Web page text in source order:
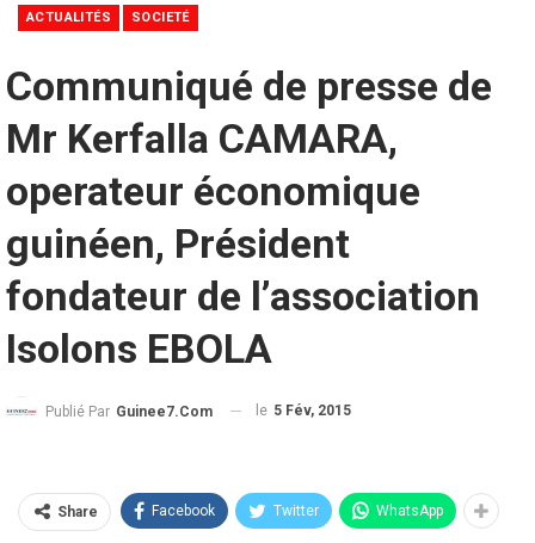
ACTUALITÉS SOCIETÉ
Communiqué de presse de
Mr Kerfalla CAMARA,
operateur économique
guinéen, Président
fondateur de l’association
Isolons EBOLA
Publié Par Guinee7.com le 5 Fév, 2015
Share Facebook Twitter WhatsApp